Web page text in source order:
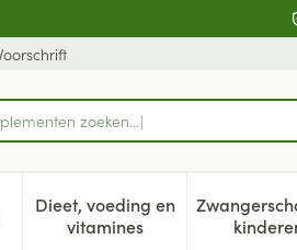
voor Schoonheid,
Dieet, voeding en
vitaminesToon submenu voor